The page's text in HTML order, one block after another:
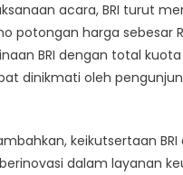
acara, BRI turut
potongan harga sebesar
BRI dengan total
dinikmati oleh
keikutsertaan
dalam layanan